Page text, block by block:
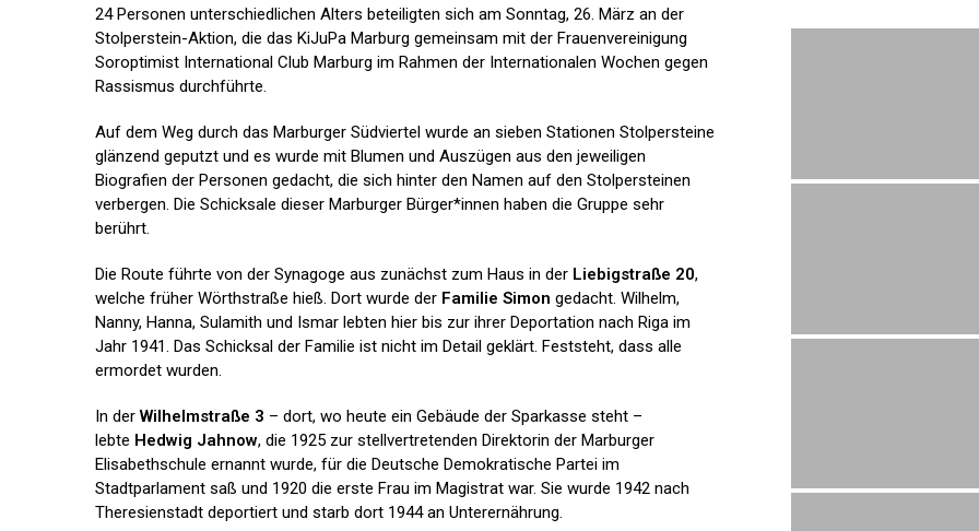
24 Personen unterschiedlichen Alters beteiligten sich am Sonntag, 26. März an der
Stolperstein-Aktion, die das KiJuPa Marburg gemeinsam mit der Frauenvereinigung
Soroptimist International Club Marburg im Rahmen der Internationalen Wochen gegen
Rassismus durchführte.
Auf dem Weg durch das Marburger Südviertel wurde an sieben Stationen Stolpersteine
glänzend geputzt und es wurde mit Blumen und Auszügen aus den jeweiligen
Biografien der Personen gedacht, die sich hinter den Namen auf den Stolpersteinen
verbergen. Die Schicksale dieser Marburger Bürger*innen haben die Gruppe sehr
berührt.
Die Route führte von der Synagoge aus zunächst zum Haus in der Liebigstraße 20,
welche früher Wörthstraße hieß. Dort wurde der Familie Simon gedacht. Wilhelm,
Nanny, Hanna, Sulamith und Ismar lebten hier bis zur ihrer Deportation nach Riga im
Jahr 1941. Das Schicksal der Familie ist nicht im Detail geklärt. Feststeht, dass alle
ermordet wurden.
In derWilhelmstraße 3 – dort, wo heute ein Gebäude der Sparkasse steht –
lebte Hedwig Jahnow, die 1925 zur stellvertretenden Direktorin der Marburger
Elisabethschule ernannt wurde, für die Deutsche Demokratische Partei im
Stadtparlament saß und 1920 die erste Frau im Magistrat war. Sie wurde 1942 nach
Theresienstadt deportiert und starb dort 1944 an Unterernährung.